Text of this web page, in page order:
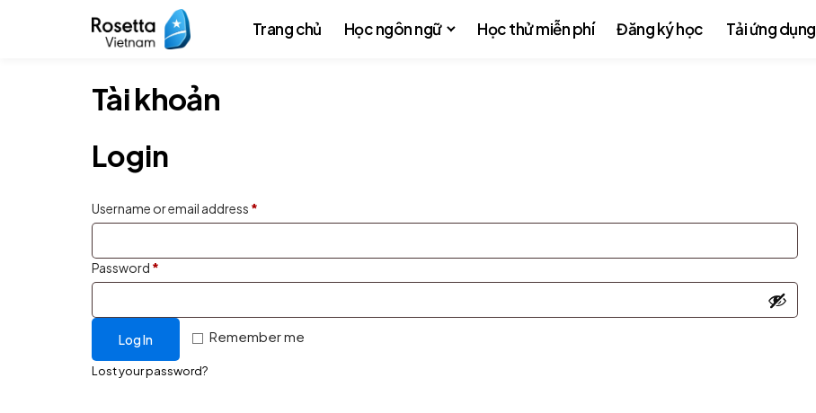
Trang chủ Học ngôn ngữ Học thử miễn phí Đăng ký học Tải ứng dụng
Tài khoản
Login
Username or email address *
Password *
Remember me
Log In
Lost your password?